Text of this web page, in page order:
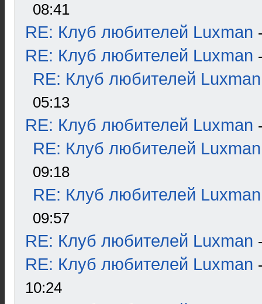
08:41
RE: Клуб любителей Luxman
RE: Клуб любителей Luxman
RE: Клуб любителей Luxman
05:13
RE: Клуб любителей Luxman
RE: Клуб любителей Luxman
09:18
RE: Клуб любителей Luxman
09:57
RE: Клуб любителей Luxman
RE: Клуб любителей Luxman
10:24